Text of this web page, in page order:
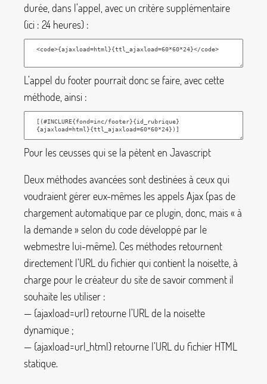
durée, dans l’appel, avec un critère supplémentaire
(ici : 24 heures) :
L’appel du footer pourrait donc se faire, avec cette
méthode, ainsi :
Pour les ceusses qui se la pètent en Javascript
Deux méthodes avancées sont destinées à ceux qui
voudraient gérer eux-mêmes les appels Ajax (pas de
chargement automatique par ce plugin, donc, mais « à
la demande» selon du code développé par le
webmestre lui-même). Ces méthodes retournent
directement l’URL du fichier qui contient la noisette, à
charge pour le créateur du site de savoir comment il
souhaite les utiliser :
—{ajaxload=url} retourne l’URL de la noisette
dynamique ;
—{ajaxload=url_html} retourne l’URL du fichier HTML
statique.